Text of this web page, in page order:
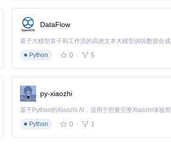
）则驱动安装成功。
。
DataFlow
基于大模型算子和工作流的高效文本大模型训练数据合
Python
0 5
py-xiaozhi
Python
0 1